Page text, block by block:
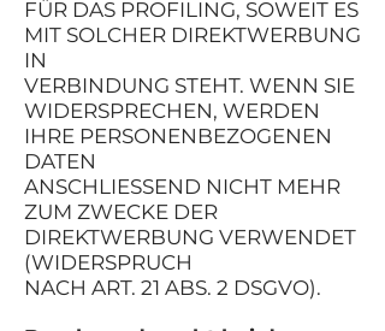
FÜR DAS PROFILING, SOWEIT ES
MIT SOLCHER DIREKTWERBUNG
IN
VERBINDUNG STEHT. WENN SIE
WIDERSPRECHEN, WERDEN
IHRE PERSONENBEZOGENEN
DATEN
ANSCHLIESSEND NICHT MEHR
ZUM ZWECKE DER
DIREKTWERBUNG VERWENDET
(WIDERSPRUCH
NACH ART. 21 ABS. 2 DSGVO).